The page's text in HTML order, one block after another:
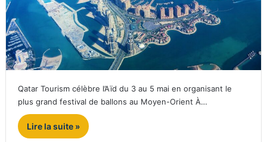
Qatar Tourism célèbre l’Aïd du 3 au 5 mai en organisant le
plus grand festival de ballons au Moyen-Orient À…
Lire la suite »